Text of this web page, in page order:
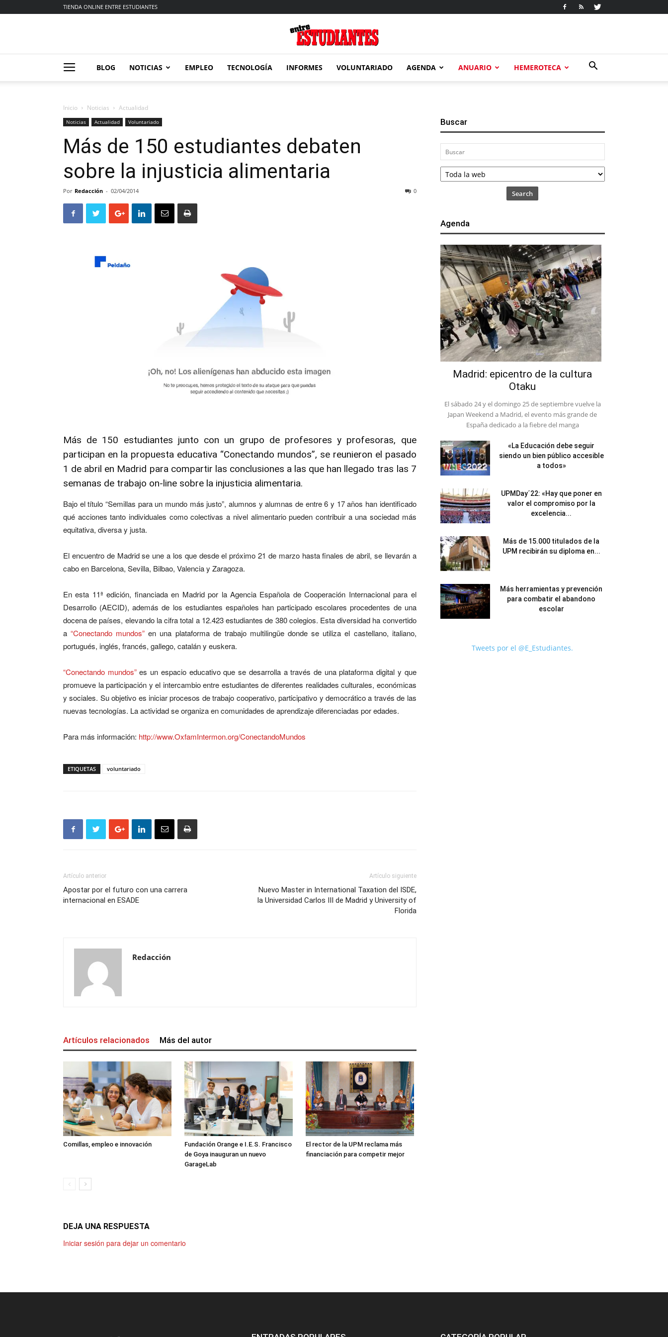
TIENDA ONLINE ENTRE ESTUDIANTES
Estudiantes
BLOG NOTICIAS EMPLEO TECNOLOGÍA INFORMES VOLUNTARIADO AGENDA ANUARIO HEMEROTECA
Inicio Noticias Actualidad
Noticias Actualidad Voluntariado
Más de 150 estudiantes debaten
sobre la injusticia alimentaria
Por Redacción - 02/04/2014 0
Más de 150 estudiantes junto con un grupo de profesores y profesoras, que
participan en la propuesta educativa “Conectando mundos”, se reunieron el pasado
1 de abril en Madrid para compartir las conclusiones a las que han llegado tras las 7
semanas de trabajo on-line sobre la injusticia alimentaria.
Bajo el título “Semillas para un mundo más justo”, alumnos y alumnas de entre 6 y 17 años han identificado
qué acciones tanto individuales como colectivas a nivel alimentario pueden contribuir a una sociedad más
equitativa, diversa y justa.
El encuentro de Madrid se une a los que desde el próximo 21 de marzo hasta finales de abril, se llevarán a
cabo en Barcelona, Sevilla, Bilbao, Valencia y Zaragoza.
En esta 11ª edición, financiada en Madrid por la Agencia Española de Cooperación Internacional para el
Desarrollo (AECID), además de los estudiantes españoles han participado escolares procedentes de una
docena de países, elevando la cifra total a 12.423 estudiantes de 380 colegios. Esta diversidad ha convertido
a“Conectando mundos” en una plataforma de trabajo multilingüe donde se utiliza el castellano, italiano,
portugués, inglés, francés, gallego, catalán y euskera.
“Conectando mundos”es un espacio educativo que se desarrolla a través de una plataforma digital y que
promueve la participación y el intercambio entre estudiantes de diferentes realidades culturales, económicas
y sociales. Su objetivo es iniciar procesos de trabajo cooperativo, participativo y democrático a través de las
nuevas tecnologías. La actividad se organiza en comunidades de aprendizaje diferenciadas por edades.
Para más información: http://www.OxfamIntermon.org/ConectandoMundos
ETIQUETAS voluntariado
Artículo anterior
Apostar por el futuro con una carrera
internacional en ESADE
Artículo siguiente
Nuevo Master in International Taxation del ISDE,
la Universidad Carlos III de Madrid y University of
Florida
Redacción
Artículos relacionados Más del autor
Comillas, empleo e innovación
Fundación Orange e I.E.S. Francisco
de Goya inauguran un nuevo
GarageLab
El rector de la UPM reclama más
financiación para competir mejor
DEJA UNA RESPUESTA
Iniciar sesión para dejar un comentario
Buscar
Search
Agenda
Madrid: epicentro de la cultura
Otaku
El sábado 24 y el domingo 25 de septiembre vuelve la
Japan Weekend a Madrid, el evento más grande de
España dedicado a la fiebre del manga
«La Educación debe seguir
siendo un bien público accesible
a todos»
UPMDay´22: «Hay que poner en
valor el compromiso por la
excelencia...
Más de 15.000 titulados de la
UPM recibirán su diploma en...
Más herramientas y prevención
para combatir el abandono
escolar
Tweets por el @E_Estudiantes.